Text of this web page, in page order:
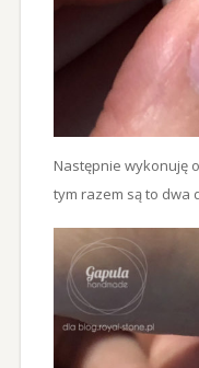
Następnie wykonuję
tym razem są to dwa